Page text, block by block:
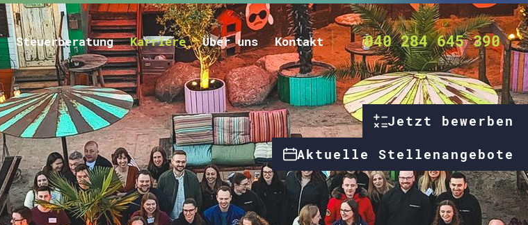
Steuerberatung Karriere Über uns Kontakt 040 284 645 390
Jetzt bewerben
Aktuelle Stellenangebote